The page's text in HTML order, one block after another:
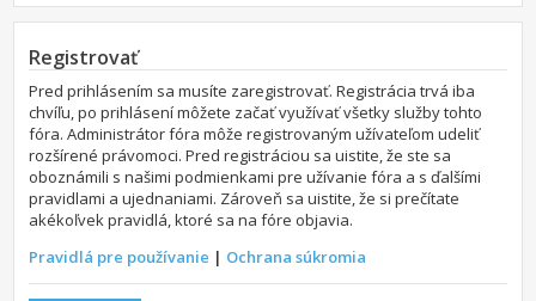
Registrovať
Pred prihlásením sa musíte zaregistrovať. Registrácia trvá iba
chvíľu, po prihlásení môžete začať využívať všetky služby tohto
fóra. Administrátor fóra môže registrovaným užívateľom udeliť
rozšírené právomoci. Pred registráciou sa uistite, že ste sa
oboznámili s našimi podmienkami pre užívanie fóra a s ďalšími
pravidlami a ujednaniami. Zároveň sa uistite, že si prečítate
akékoľvek pravidlá, ktoré sa na fóre objavia.
Pravidlá pre používanie | Ochrana súkromia